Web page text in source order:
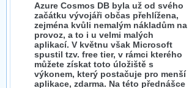
Azure Cosmos DB byla už od svého
začátku vývojáři občas přehlížena,
zejména kvůli nemalým nákladům na
provoz, a to i u velmi malých
aplikací. V květnu však Microsoft
spustil tzv. free tier, v rámci kterého
můžete získat toto úložiště s
výkonem, který postačuje pro menší
aplikace, zdarma. Na této přednášce